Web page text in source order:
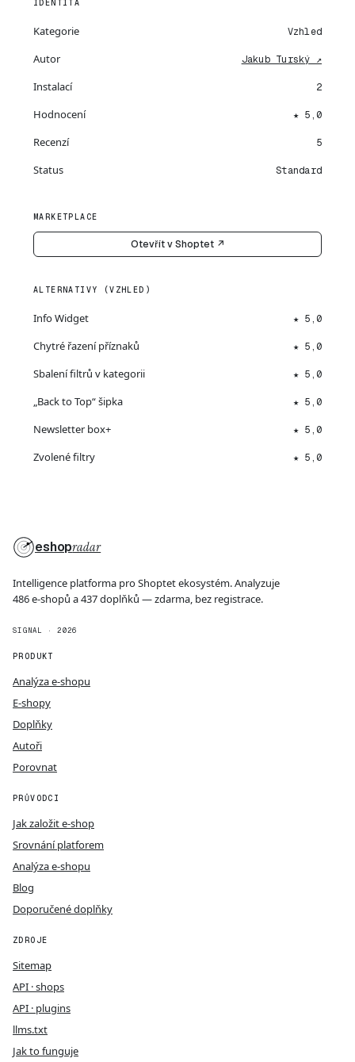
IDENTITA
Kategorie Vzhled
Autor Jakub Turský ↗
Instalací 2
Hodnocení ★ 5,0
Recenzí 5
Status Standard
MARKETPLACE
Otevřít v Shoptet ↗
ALTERNATIVY (VZHLED)
Info Widget ★ 5,0
Chytré řazení příznaků ★ 5,0
Sbalení filtrů v kategorii ★ 5,0
„Back to Top“ šipka ★ 5,0
Newsletter box+ ★ 5,0
Zvolené filtry ★ 5,0
eshopradar
Intelligence platforma pro Shoptet ekosystém. Analyzuje
486 e-shopů a 437 doplňků — zdarma, bez registrace.
SIGNAL · 2026
PRODUKT
Analýza e-shopu
E-shopy
Doplňky
Autoři
Porovnat
PRŮVODCI
Jak založit e-shop
Srovnání platforem
Analýza e-shopu
Blog
Doporučené doplňky
ZDROJE
Sitemap
API · shops
API · plugins
llms.txt
Jak to funguje